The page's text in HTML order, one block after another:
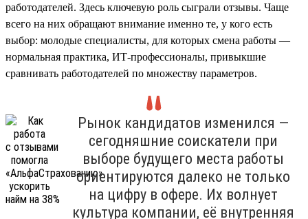
работодателей. Здесь ключевую роль сыграли отзывы. Чаще
всего на них обращают внимание именно те, у кого есть
выбор: молодые специалисты, для которых смена работы —
нормальная практика, ИТ-профессионалы, привыкшие
сравнивать работодателей по множеству параметров.
Рынок кандидатов изменился —
сегодняшние соискатели при
выборе будущего места работы
ориентируются далеко не только
на цифру в офере. Их волнует
культура компании, её внутренняя